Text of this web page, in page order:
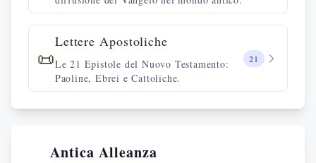
📜
Lettere Apostoliche
Le 21 Epistole del Nuovo Testamento:
Paoline, Ebrei e Cattoliche.
21
Antica Alleanza